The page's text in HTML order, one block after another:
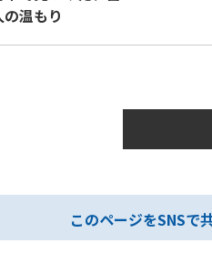
温もり
このページをSNSで